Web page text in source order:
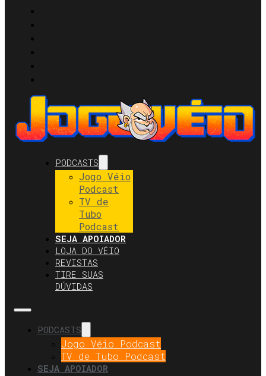
PODCASTS
Jogo Véio
Podcast
TV de
Tubo
Podcast
SEJA APOIADOR
LOJA DO VÉIO
REVISTAS
TIRE SUAS
DÚVIDAS
PODCASTS
Jogo Véio Podcast
TV de Tubo Podcast
SEJA APOIADOR